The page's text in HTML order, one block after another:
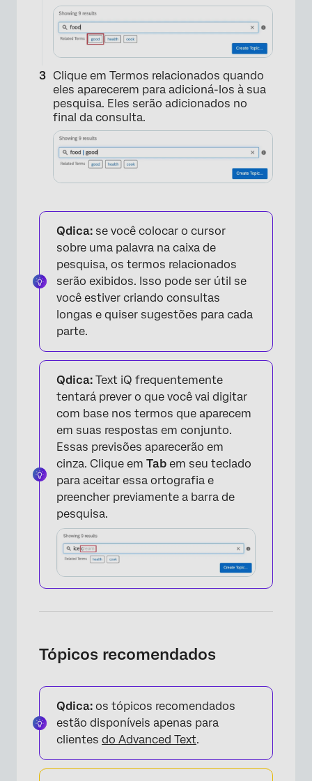
×
Clique em Termos relacionados quando
eles aparecerem para adicioná-los à sua
pesquisa. Eles serão adicionados no
final da consulta.
Qdica: se você colocar o cursor
sobre uma palavra na caixa de
pesquisa, os termos relacionados
serão exibidos. Isso pode ser útil se
você estiver criando consultas
longas e quiser sugestões para cada
parte.
Qdica: Text iQ frequentemente
tentará prever o que você vai digitar
com base nos termos que aparecem
em suas respostas em conjunto.
Essas previsões aparecerão em
cinza. Clique em Tab em seu teclado
para aceitar essa ortografia e
preencher previamente a barra de
pesquisa.
Tópicos recomendados
Qdica: os tópicos recomendados
estão disponíveis apenas para
clientes do Advanced Text.